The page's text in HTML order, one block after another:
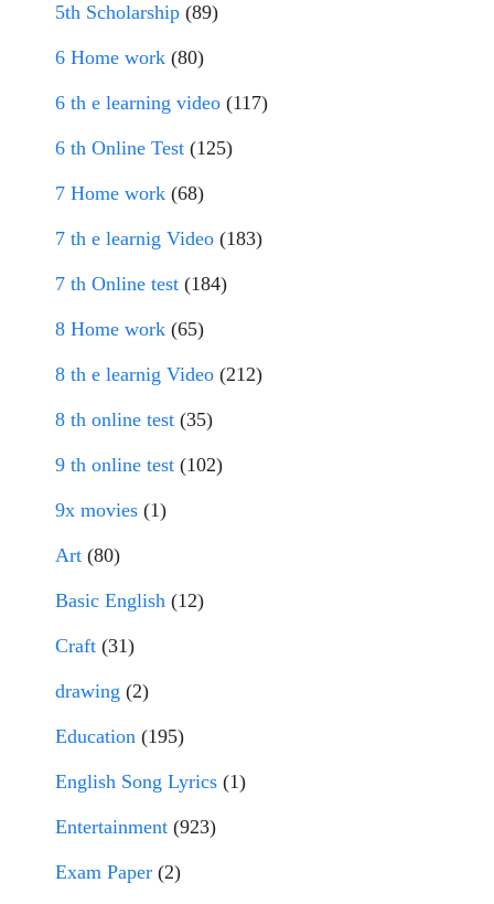
5th Scholarship (89)
6 Home work (80)
6 th e learning video (117)
6 th Online Test (125)
7 Home work (68)
7 th e learnig Video (183)
7 th Online test (184)
8 Home work (65)
8 th e learnig Video (212)
8 th online test (35)
9 th online test (102)
9x movies (1)
Art (80)
Basic English (12)
Craft (31)
drawing (2)
Education (195)
English Song Lyrics (1)
Entertainment (923)
Exam Paper (2)